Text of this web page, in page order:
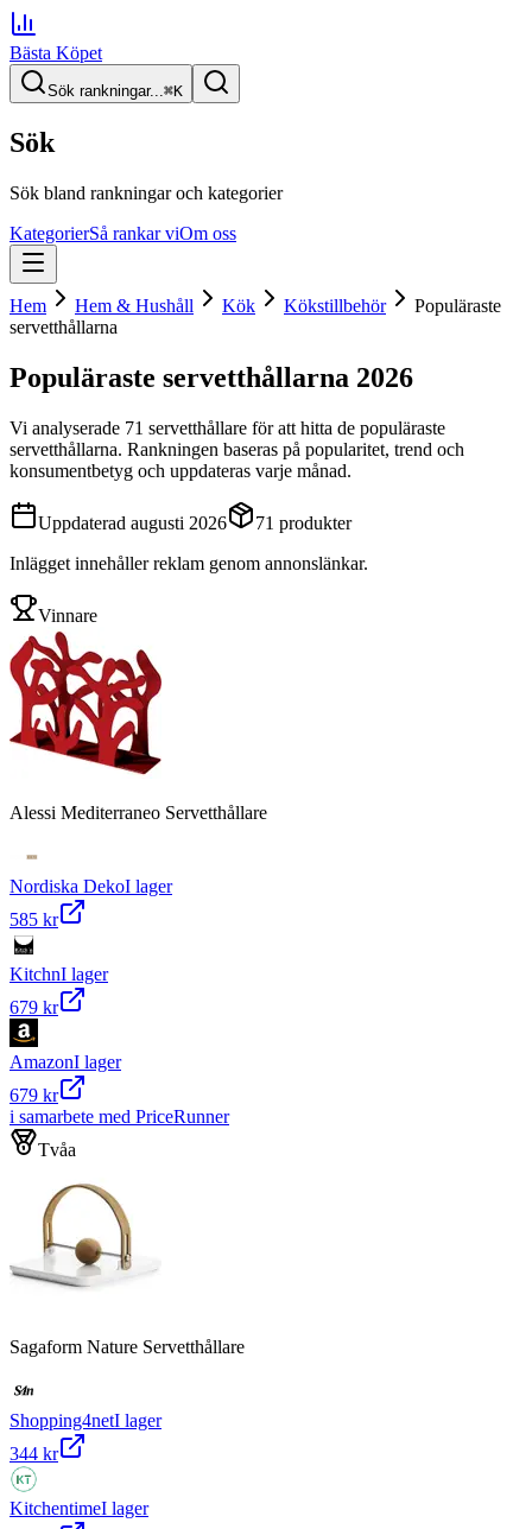
Bästa Köpet
Sök rankningar...⌘K
Sök
Sök bland rankningar och kategorier
KategorierSå rankar viOm oss
Hem Hem & Hushåll Kök Kökstillbehör
Populäraste
servetthållarna
Populäraste servetthållarna 2026
Vi analyserade 71 servetthållare för att hitta de populäraste
servetthållarna. Rankningen baseras på popularitet, trend och
konsumentbetyg och uppdateras varje månad.
Uppdaterad augusti 2026 71 produkter
Inlägget innehåller reklam genom annonslänkar.
Vinnare
Alessi Mediterraneo Servetthållare
Nordiska DekoI lager
585 kr
KitchnI lager
679 kr
AmazonI lager
679 kr
i samarbete med PriceRunner
Tvåa
Sagaform Nature Servetthållare
Shopping4netI lager
344 kr
KitchentimeI lager